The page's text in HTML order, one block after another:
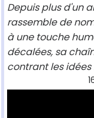
Depuis plus d'un
rassemble de
à une touche
décalées, sa
contrant les idées